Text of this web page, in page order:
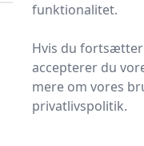
Diverse værktøj
funktionalitet.
Hvis du
accepterer du
mere om vores
privatlivspolitik.